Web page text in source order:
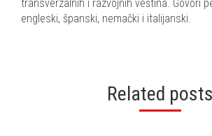
transverzalnih i razvojnih veština. Govori
engleski, španski, nemački i italijanski.
Related posts